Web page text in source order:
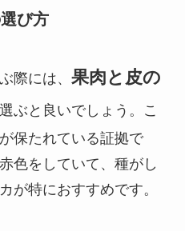
び方
際には、 果肉と皮の
ぶと良いでしょう。こ
保たれている証拠で
色をしていて、種がし
が特におすすめです。